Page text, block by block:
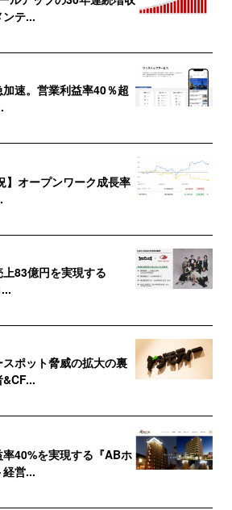
テ...
速。営業利益率40％超
】オープンワーク成長率
83億円を実現する
スポット脅威の拡大の裏
40%を実現する『ABホ
営...